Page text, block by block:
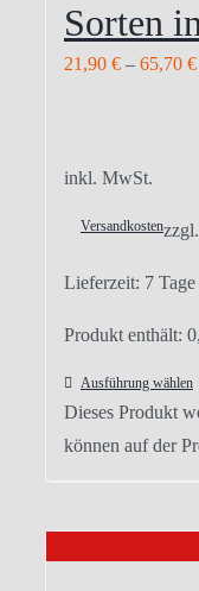
Sorten
21,90 € – 65,70 €
inkl. MwSt.
zzgl.
Versandkosten
Lieferzeit: 7 Tage
Produkt enthält:
Ausführung wählen
Dieses Produkt
können auf der